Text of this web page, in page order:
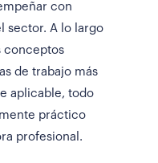
con
sector. A lo largo
conceptos
de trabajo más
aplicable, todo
práctico
profesional.